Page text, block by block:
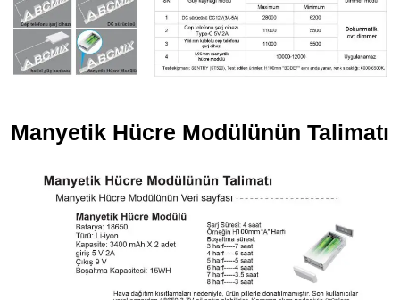
Manyetik Hücre Modülünün Talimatı